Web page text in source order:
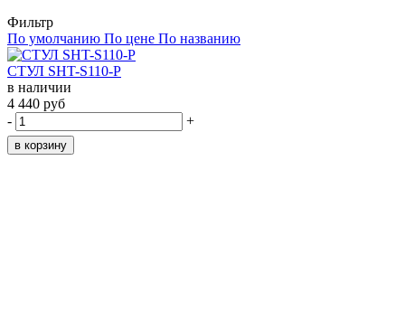
Фильтр
По умолчанию По цене По названию
СТУЛ SHT-S110-P
в наличии
4 440 руб
-
+